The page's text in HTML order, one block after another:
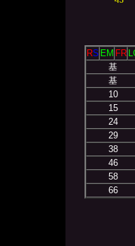
RS EM FR
基
基
10
15
24
29
38
46
58
66